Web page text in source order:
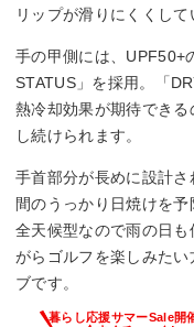
リップが滑りにくくして
手の甲側には、UPF50+
STATUS」を採用。「
熱冷却効果が期待でき
し続けられます。
手首部分が長めに設計
間のうっかり日焼けを予
全天候型なので雨の日
がらゴルフを楽しみた
ブです。